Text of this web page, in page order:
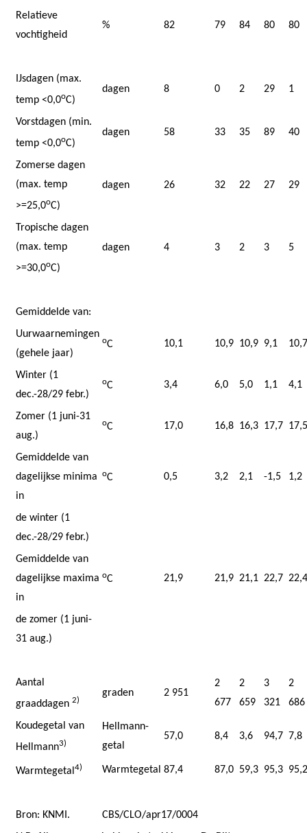
Relatieve
vochtigheid
% 82 79 84 80 80
IJsdagen (max.
temp <0,0oC)
dagen 8 0 2 29 1
Vorstdagen (min.
temp <0,0oC)
dagen 58 33 35 89 40
Zomerse dagen
(max. temp
>=25,0oC)
dagen 26 32 22 27 29
Tropische dagen
(max. temp
>=30,0oC)
dagen 4 3 2 3 5
Gemiddelde van:
Uurwaarnemingen
(gehele jaar)
oC 10,1 10,9 10,9 9,1 10,7
Winter (1
dec.-28/29 febr.)
oC 3,4 6,0 5,0 1,1 4,1
Zomer (1 juni-31
aug.)
oC 17,0 16,8 16,3 17,7 17,5
Gemiddelde van
dagelijkse minima
in
oC 0,5 3,2 2,1 -1,5 1,2
de winter (1
dec.-28/29 febr.)
Gemiddelde van
dagelijkse maxima
in
oC 21,9 21,9 21,1 22,7 22,4
de zomer (1 juni-
31 aug.)
Aantal
graaddagen 2)
graden 2 951
2
677
2
659
3
321
2
686
Koudegetal van
Hellmann3)
Hellmann-
getal
57,0 8,4 3,6 94,7 7,8
Warmtegetal4) Warmtegetal 87,4 87,0 59,3 95,3 95,2
Bron: KNMI.
CBS/CLO/apr17/0004